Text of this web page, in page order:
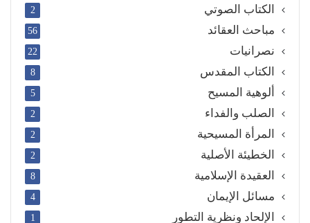
الكتاب الصوتي 2
مباحث العقائد 56
نصرانيات 22
الكتاب المقدس 8
ألوهية المسيح 5
الصلب والفداء 2
المرأة المسيحية 2
الخطيئة الأصلية 2
العقيدة الإسلامية 8
مسائل الإيمان 4
الإلحاد ونظرية التطور 1